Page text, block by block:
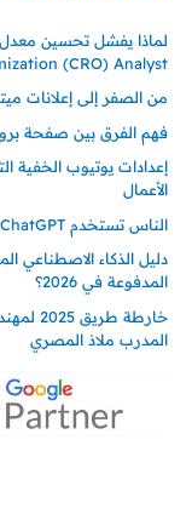
(CRO) Analyst
من الصفر إلى إعلانات
فهم الفرق بين صفحة
إعدادات يوتيوب الخفية
الأعمال
الناس تستخدم ChatGPT… لكن الفلوس الحقيقية في الـ API 🤯
المدفوعة في 2026؟
المدرب ملاذ المصري